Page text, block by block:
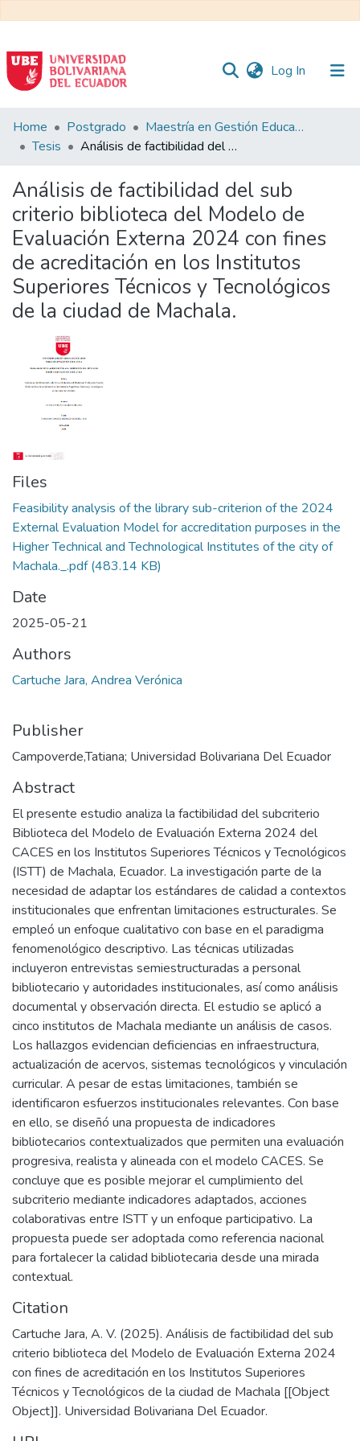
Log In (current)
Communities
&
All of DSpace
Statistics
Home Postgrado
Maestría en Gestión Educativa
Tesis
Análisis de factibilidad del sub criterio biblioteca del Modelo de Evaluación Externa 2024 con fines de acreditación en los Institutos Superiores Técnicos y Tecnológicos de la ciudad de Machala.
Análisis de factibilidad del sub
criterio biblioteca del Modelo de
Evaluación Externa 2024 con fines
de acreditación en los Institutos
Superiores Técnicos y Tecnológicos
de la ciudad de Machala.
Files
Feasibility analysis of the library sub-criterion of the 2024
External Evaluation Model for accreditation purposes in the
Higher Technical and Technological Institutes of the city of
Machala._.pdf(483.14 KB)
Date
2025-05-21
Authors
Cartuche Jara, Andrea Verónica
Publisher
Campoverde,Tatiana; Universidad Bolivariana Del Ecuador
Abstract
El presente estudio analiza la factibilidad del subcriterio
Biblioteca del Modelo de Evaluación Externa 2024 del
CACES en los Institutos Superiores Técnicos y Tecnológicos
(ISTT) de Machala, Ecuador. La investigación parte de la
necesidad de adaptar los estándares de calidad a contextos
institucionales que enfrentan limitaciones estructurales. Se
empleó un enfoque cualitativo con base en el paradigma
fenomenológico descriptivo. Las técnicas utilizadas
incluyeron entrevistas semiestructuradas a personal
bibliotecario y autoridades institucionales, así como análisis
documental y observación directa. El estudio se aplicó a
cinco institutos de Machala mediante un análisis de casos.
Los hallazgos evidencian deficiencias en infraestructura,
actualización de acervos, sistemas tecnológicos y vinculación
curricular. A pesar de estas limitaciones, también se
identificaron esfuerzos institucionales relevantes. Con base
en ello, se diseñó una propuesta de indicadores
bibliotecarios contextualizados que permiten una evaluación
progresiva, realista y alineada con el modelo CACES. Se
concluye que es posible mejorar el cumplimiento del
subcriterio mediante indicadores adaptados, acciones
colaborativas entre ISTT y un enfoque participativo. La
propuesta puede ser adoptada como referencia nacional
para fortalecer la calidad bibliotecaria desde una mirada
contextual.
Citation
Cartuche Jara, A. V. (2025). Análisis de factibilidad del sub
criterio biblioteca del Modelo de Evaluación Externa 2024
con fines de acreditación en los Institutos Superiores
Técnicos y Tecnológicos de la ciudad de Machala [[Object
Object]]. Universidad Bolivariana Del Ecuador.